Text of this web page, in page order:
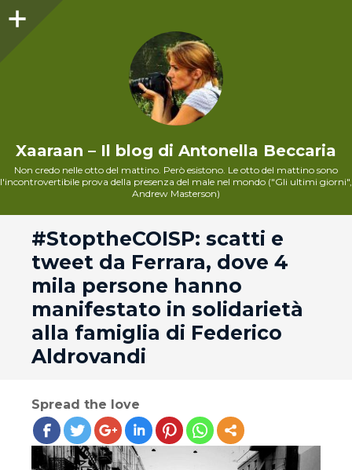
Xaaraan – Il blog di Antonella Beccaria
Non credo nelle otto del mattino. Però esistono. Le otto del mattino sono
l'incontrovertibile prova della presenza del male nel mondo ("Gli ultimi giorni",
Andrew Masterson)
#StoptheCOISP: scatti e
tweet da Ferrara, dove 4
mila persone hanno
manifestato in solidarietà
alla famiglia di Federico
Aldrovandi
Spread the love